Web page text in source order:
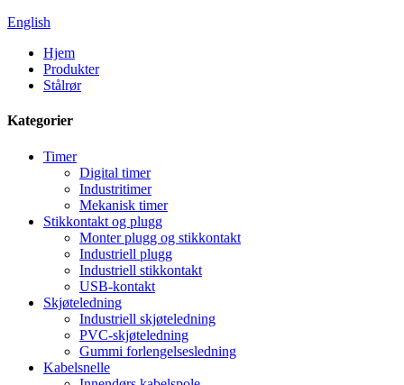
English
Hjem
Produkter
Stålrør
Kategorier
Timer
Digital timer
Industritimer
Mekanisk timer
Stikkontakt og plugg
Monter plugg og stikkontakt
Industriell plugg
Industriell stikkontakt
USB-kontakt
Skjøteledning
Industriell skjøteledning
PVC-skjøteledning
Gummi forlengelsesledning
Kabelsnelle